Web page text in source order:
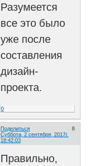
Разумеется
все это было
уже после
составления
дизайн-
проекта.
0
Поделиться
8
Суббота, 2 сентября, 2017г.
18:42:03
Правильно,